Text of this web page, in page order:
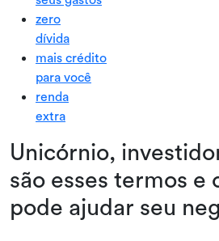
zero
dívida
mais crédito
para você
renda
extra
Unicórnio,
são esses termos e
pode ajudar seu